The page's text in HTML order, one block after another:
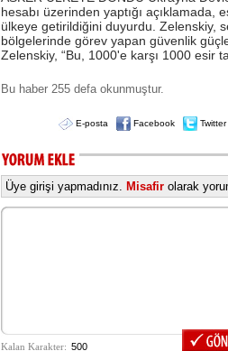
hesabı üzerinden yaptığı açıklamada,
ülkeye getirildiğini duyurdu. Zelenskiy,
bölgelerinde görev yapan güvenlik
Zelenskiy, “Bu, 1000'e karşı 1000 esir
Bu haber 255 defa okunmuştur.
E-posta Facebook Twitter
Üye girişi yapmadınız. Misafir olarak